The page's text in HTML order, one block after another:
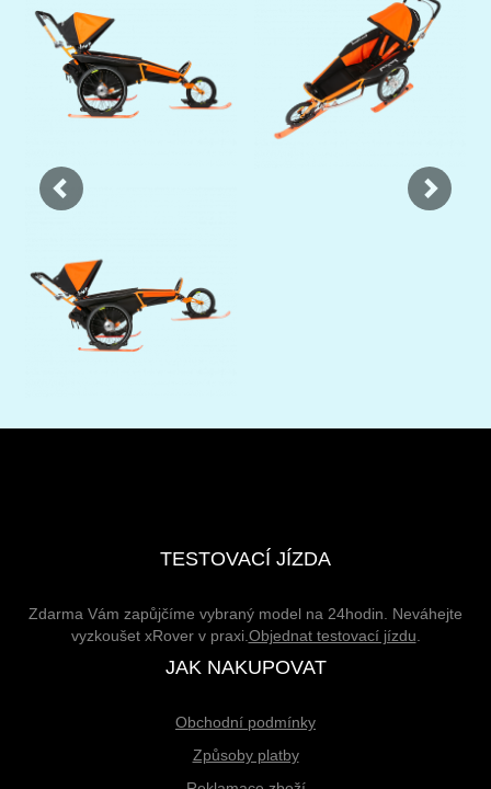
TESTOVACÍ JÍZDA
Zdarma Vám zapůjčíme vybraný model na 24hodin. Neváhejte
vyzkoušet xRover v praxi. Objednat testovací jízdu
JAK NAKUPOVAT
Obchodní podmínky
Způsoby platby